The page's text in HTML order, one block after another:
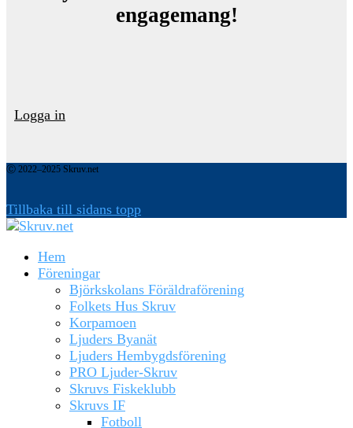
engagemang!
Logga in
Ⓒ 2022–2025 Skruv.net
Tillbaka till sidans topp
Hem
Föreningar
Björkskolans Föräldraförening
Folkets Hus Skruv
Korpamoen
Ljuders Byanät
Ljuders Hembygdsförening
PRO Ljuder-Skruv
Skruvs Fiskeklubb
Skruvs IF
Fotboll